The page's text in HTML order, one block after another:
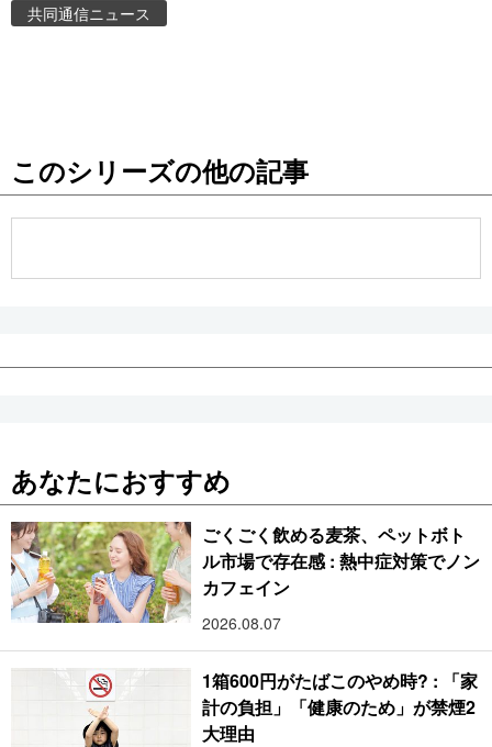
お知らせ
共同通信ニュース
このシリーズの他の記事
あなたにおすすめ
ごくごく飲める麦茶、ペットボト
ル市場で存在感 : 熱中症対策でノン
カフェイン
2026.08.07
1箱600円がたばこのやめ時? : 「家
計の負担」「健康のため」が禁煙2
大理由